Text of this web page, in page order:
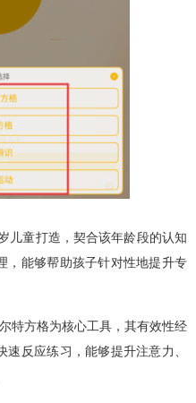
儿童打造，契合该年龄段的认知
，能够帮助孩子针对性地提升专
特方格为核心工具，其有效性经
反应练习，能够提升注意力、